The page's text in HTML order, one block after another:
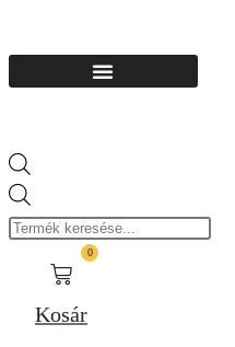
search
0
Kosár